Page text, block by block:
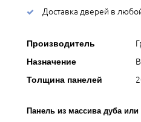
Доставка дверей в
Производитель
Назначение
Толщина панелей
Панель из массива дуба или